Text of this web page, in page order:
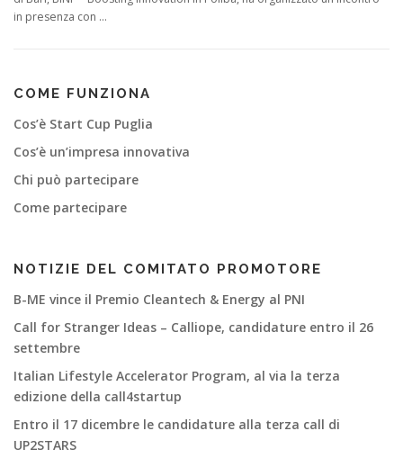
in presenza con …
COME FUNZIONA
Cos’è Start Cup Puglia
Cos’è un’impresa innovativa
Chi può partecipare
Come partecipare
NOTIZIE DEL COMITATO PROMOTORE
B-ME vince il Premio Cleantech & Energy al PNI
Call for Stranger Ideas – Calliope, candidature entro il 26
settembre
Italian Lifestyle Accelerator Program, al via la terza
edizione della call4startup
Entro il 17 dicembre le candidature alla terza call di
UP2STARS